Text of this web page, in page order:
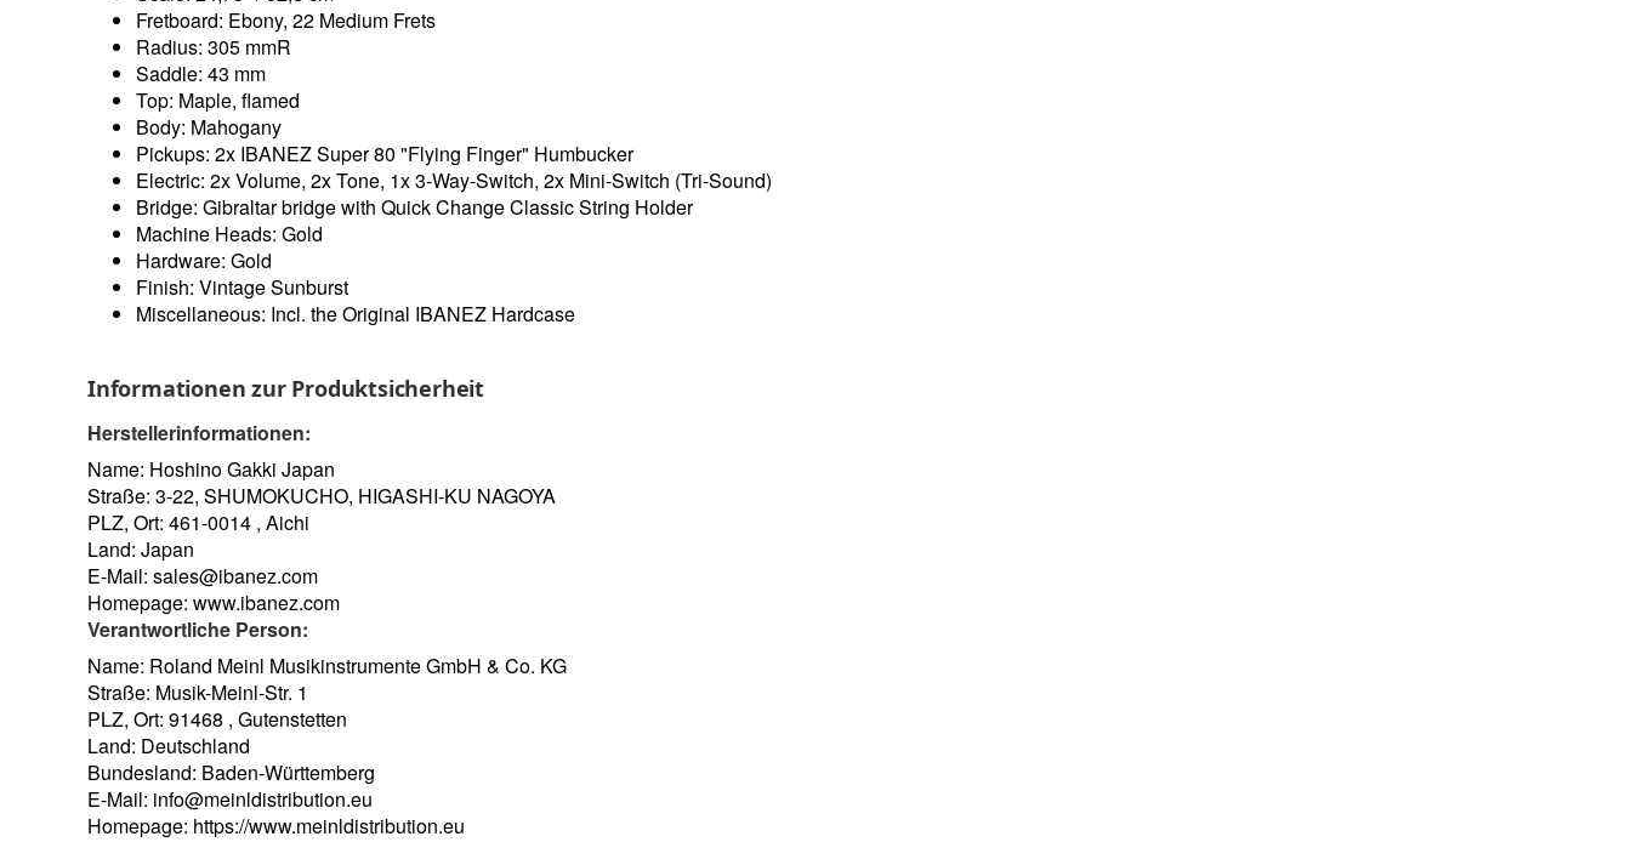
Fretboard: Ebony, 22 Medium Frets
Radius: 305 mmR
Saddle: 43 mm
Top: Maple, flamed
Body: Mahogany
Pickups: 2x IBANEZ Super 80 "Flying Finger" Humbucker
Electric: 2x Volume, 2x Tone, 1x 3-Way-Switch, 2x Mini-Switch (Tri-Sound)
Bridge: Gibraltar bridge with Quick Change Classic String Holder
Machine Heads: Gold
Hardware: Gold
Finish: Vintage Sunburst
Miscellaneous: Incl. the Original IBANEZ Hardcase
Informationen zur Produktsicherheit
Herstellerinformationen:
Name: Hoshino Gakki Japan
Straße: 3-22, SHUMOKUCHO, HIGASHI-KU NAGOYA
PLZ, Ort: 461-0014 , Aichi
Land: Japan
E-Mail: sales@ibanez.com
Homepage: www.ibanez.com
Verantwortliche Person:
Name: Roland Meinl Musikinstrumente GmbH & Co. KG
Straße: Musik-Meinl-Str. 1
PLZ, Ort: 91468 , Gutenstetten
Land: Deutschland
Bundesland: Baden-Württemberg
E-Mail: info@meinldistribution.eu
Homepage: https://www.meinldistribution.eu